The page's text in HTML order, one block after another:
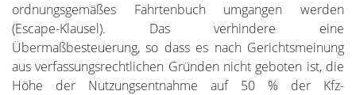
ordnungsgemäßes Fahrtenbuch umgangen werden
(Escape-Klausel). Das verhindere eine
Übermaßbesteuerung, so dass es nach Gerichtsmeinung
aus verfassungsrechtlichen Gründen nicht geboten ist, die
Höhe der Nutzungsentnahme auf 50 % der Kfz-